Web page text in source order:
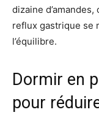
dizaine
reflux gastrique se
l’équilibre.
Dormir en
pour